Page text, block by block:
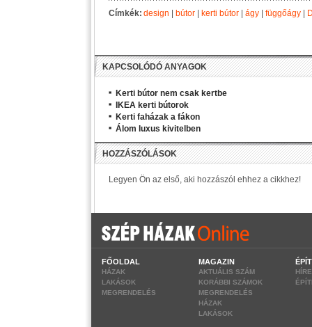
Címkék:design bútor kerti bútor ágy függőágy
KAPCSOLÓDÓ ANYAGOK
Kerti bútor nem csak kertbe
IKEA kerti bútorok
Kerti faházak a fákon
Álom luxus kivitelben
FŐOLDAL
HÁZAK
LAKÁSOK
MEGRENDELÉS
MAGAZIN
AKTUÁLIS SZÁM
KORÁBBI SZÁMOK
MEGRENDELÉS
HÁZAK
LAKÁSOK